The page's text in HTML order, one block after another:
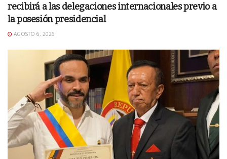
recibirá a las delegaciones internacionales previo a
la posesión presidencial
AGOSTO 6, 2026